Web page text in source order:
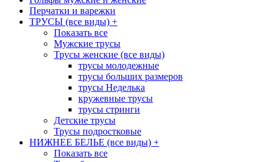
Перчатки и варежки
ТРУСЫ (все виды) +
Показать все
Мужские трусы
Трусы женские (все виды)
трусы молодежные
трусы больших размеров
трусы Неделька
кружевные трусы
трусы стринги
Детские трусы
Трусы подростковые
НИЖНЕЕ БЕЛЬЕ (все виды) +
Показать все